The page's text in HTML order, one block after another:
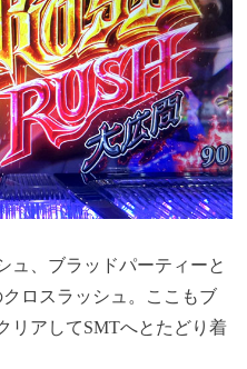
ュ、ブラッドパーティーと
ロスラッシュ。ここもブ
リアしてSMTへとたどり着